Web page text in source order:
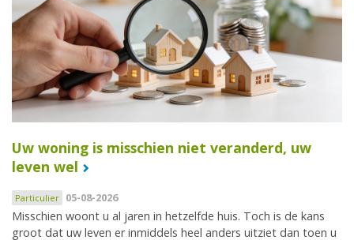
Uw woning is misschien niet veranderd, uw
leven wel
Particulier 05-08-2026
Misschien woont u al jaren in hetzelfde huis. Toch is de kans
groot dat uw leven er inmiddels heel anders uitziet dan toen u